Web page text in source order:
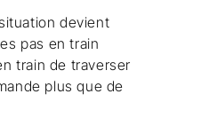
devient
pas en train
train de traverser
plus que de